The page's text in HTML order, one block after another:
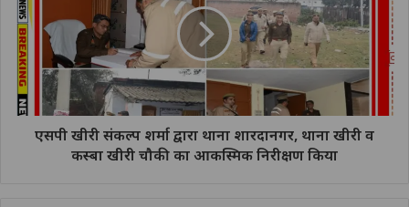
एसपी खीरी संकल्प शर्मा द्वारा थाना शारदानगर, थाना खीरी व
कस्बा खीरी चौकी का आकस्मिक निरीक्षण किया